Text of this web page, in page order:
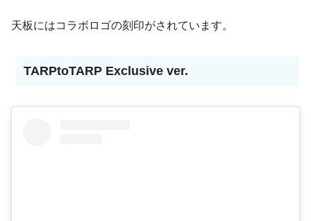
天板にはコラボロゴの刻印がされています。
TARPtoTARP Exclusive ver.